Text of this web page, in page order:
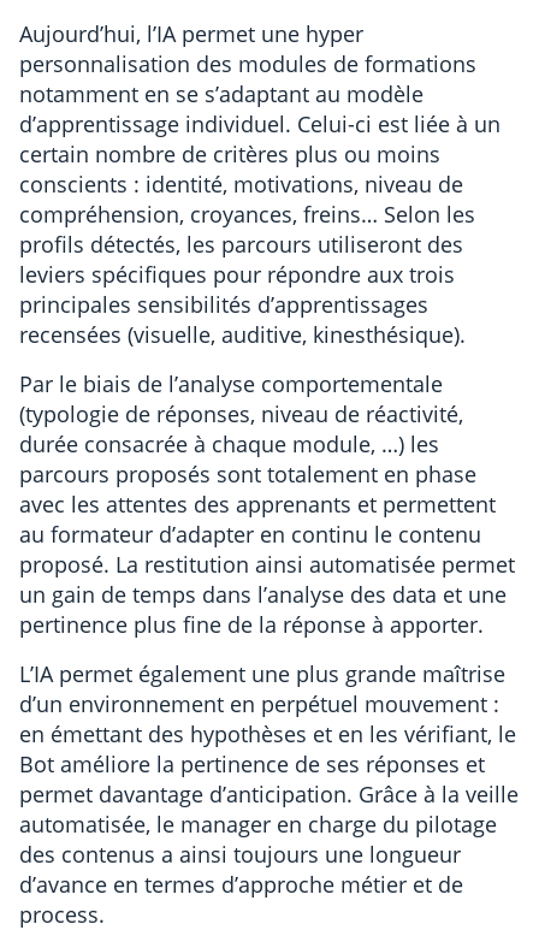
Aujourd’hui, l’IA permet une hyper
personnalisation des modules de formations
notamment en se s’adaptant au modèle
d’apprentissage individuel. Celui-ci est liée à un
certain nombre de critères plus ou moins
conscients : identité, motivations, niveau de
compréhension, croyances, freins… Selon les
profils détectés, les parcours utiliseront des
leviers spécifiques pour répondre aux trois
principales sensibilités d’apprentissages
recensées (visuelle, auditive, kinesthésique).
Par le biais de l’analyse comportementale
(typologie de réponses, niveau de réactivité,
durée consacrée à chaque module, …) les
parcours proposés sont totalement en phase
avec les attentes des apprenants et permettent
au formateur d’adapter en continu le contenu
proposé. La restitution ainsi automatisée permet
un gain de temps dans l’analyse des data et une
pertinence plus fine de la réponse à apporter.
L’IA permet également une plus grande maîtrise
d’un environnement en perpétuel mouvement :
en émettant des hypothèses et en les vérifiant, le
Bot améliore la pertinence de ses réponses et
permet davantage d’anticipation. Grâce à la veille
automatisée, le manager en charge du pilotage
des contenus a ainsi toujours une longueur
d’avance en termes d’approche métier et de
process.